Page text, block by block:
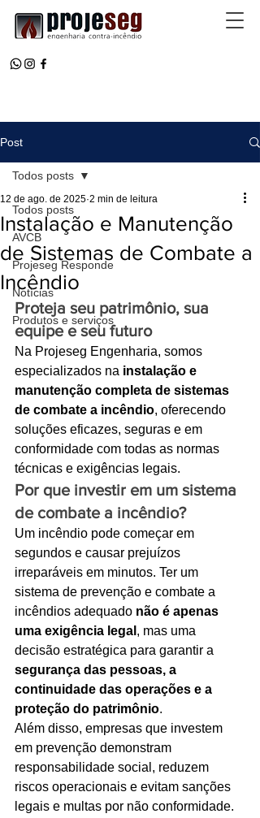
Ligações de 8h as 17h
WhatsApp de 8h as 12h
Siga nosso facebook
E também nosso instagram
Post
Todos posts
AVCB
Projeseg Responde
Notícias
Produtos e serviços
Todos posts
Instalação e Manutenção
de Sistemas de Combate a
Incêndio
12 de ago. de 2025 2 min de leitura
Proteja seu patrimônio, sua
equipe e seu futuro
Na Projeseg Engenharia, somos
especializados na instalação e
manutenção completa de sistemas
de combate a incêndio, oferecendo
soluções eficazes, seguras e em
conformidade com todas as normas
técnicas e exigências legais.
Por que investir em um sistema
de combate a incêndio?
Um incêndio pode começar em
segundos e causar prejuízos
irreparáveis em minutos. Ter um
sistema de prevenção e combate a
incêndios adequado não é apenas
uma exigência legal , mas uma
decisão estratégica para garantir a
segurança das pessoas, a
continuidade das operações e a
proteção do patrimônio.
Além disso, empresas que investem
em prevenção demonstram
responsabilidade social, reduzem
riscos operacionais e evitam sanções
legais e multas por não conformidade.